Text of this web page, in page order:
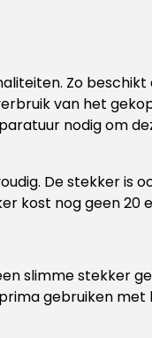
Zo
van het
nodig om
De stekker is
kost nog geen 20
slimme stekker
gebruiken met